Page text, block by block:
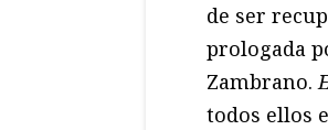
de ser
prologada
Zambrano.
todos ellos